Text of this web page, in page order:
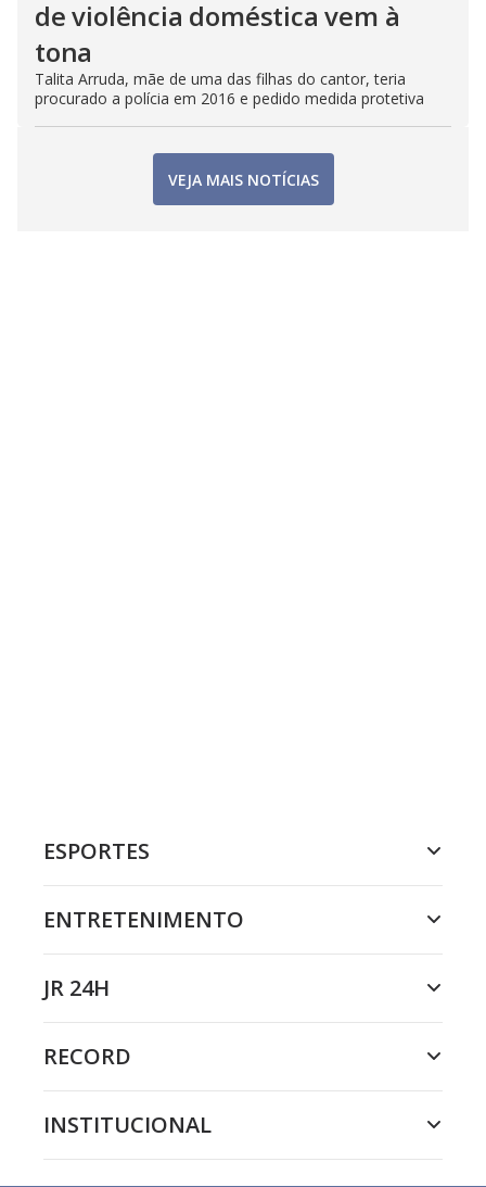
de violência doméstica vem à
tona
Talita Arruda, mãe de uma das filhas do cantor, teria
procurado a polícia em 2016 e pedido medida protetiva
VEJA MAIS NOTÍCIAS
ESPORTES
ENTRETENIMENTO
JR 24H
RECORD
INSTITUCIONAL